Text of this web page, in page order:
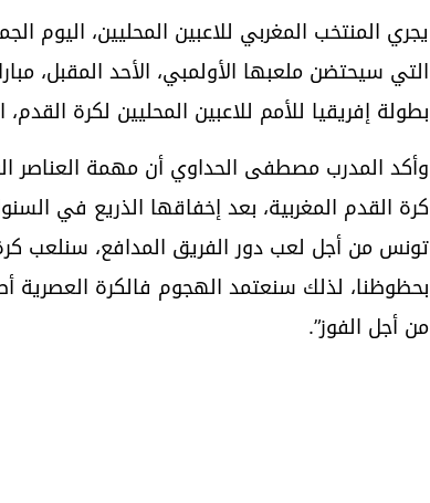
يجري المنتخب المغربي للاعبين المحليين، اليوم
التي سيحتضن ملعبها الأولمبي، الأحد المقبل،
بطولة إفريقيا للأمم للاعبين المحليين لكرة القدم،
وأكد المدرب مصطفى الحداوي أن مهمة
كرة القدم المغربية، بعد إخفاقها الذريع في
تونس من أجل لعب دور الفريق المدافع، سنلعب
بحظوظنا، لذلك سنعتمد الهجوم فالكرة العصرية
من أجل الفوز”.